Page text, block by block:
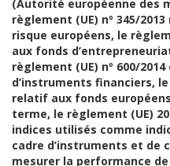
(Autorité européenne des
règlement (UE) nº 345/
risque européens, le
aux fonds
règlement (UE) nº 600/
d’instruments financiers,
relatif aux fonds
terme, le règlement (UE)
indices utilisés comme
cadre d’instruments et de
mesurer la performance